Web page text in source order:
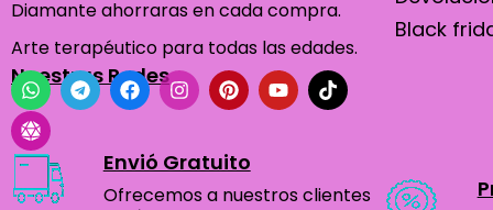
Diamante ahorraras en cada compra.
Arte terapéutico para todas las edades.
Nuestras Redes
Envió Gratuito
Ofrecemos a nuestros clientes
Black